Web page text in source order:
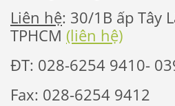
Liên hệ: 30/1B ấp Tây
TPHCM (liên hệ)
ĐT: 028-6254 9410-
Fax: 028-6254 9412